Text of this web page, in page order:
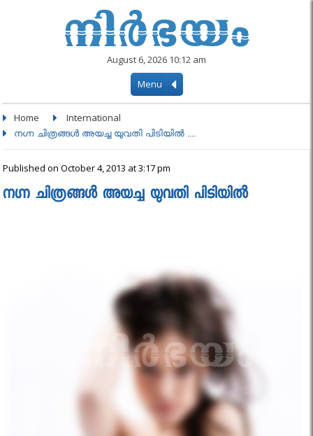
August 6, 2026 10:12 am
Menu
Home International
നഗ്ന ചിത്രങ്ങൾ അയച്ച യുവതി പിടിയിൽ ....
Published on October 4, 2013 at 3:17 pm
നഗ്ന ചിത്രങ്ങൾ അയച്ച യുവതി പിടിയിൽ